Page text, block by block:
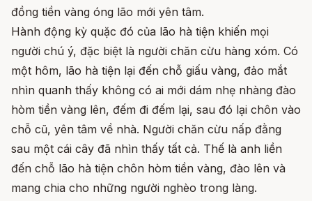
đồng tiền vàng óng lão mới yên tâm.
Hành động kỳ quặc đó của lão hà tiện khiến mọi
người chú ý, đặc biệt là người chăn cừu hàng xóm. Có
một hôm, lão hà tiện lại đến chỗ giấu vàng, đảo mắt
nhìn quanh thấy không có ai mới dám nhẹ nhàng đào
hòm tiền vàng lên, đếm đi đếm lại, sau đó lại chôn vào
chỗ cũ, yên tâm về nhà. Người chăn cừu nấp đằng
sau một cái cây đã nhìn thấy tất cả. Thế là anh liền
đến chỗ lão hà tiện chôn hòm tiền vàng, đào lên và
mang chia cho những người nghèo trong làng.